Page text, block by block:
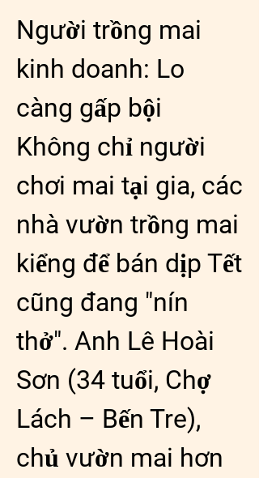
Người trồng mai
kinh doanh: Lo
càng gấp bội
Không chỉ người
chơi mai tại gia, các
nhà vườn trồng mai
kiểng để bán dịp Tết
cũng đang "nín
thở". Anh Lê Hoài
Sơn (34 tuổi, Chợ
Lách – Bến Tre),
chủ vườn mai hơn